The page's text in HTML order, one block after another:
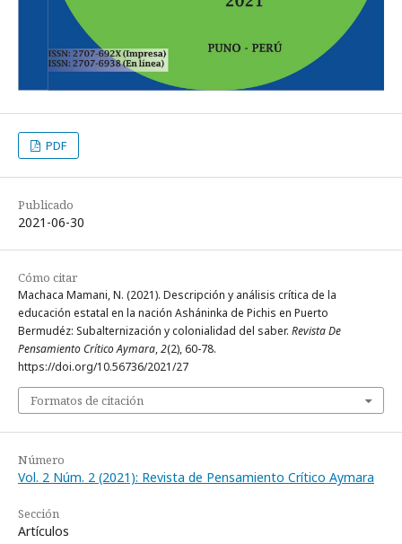
PDF
Publicado
2021-06-30
Cómo citar
Machaca Mamani, N. (2021). Descripción y análisis crítica de la
educación estatal en la nación Asháninka de Pichis en Puerto
Bermudéz: Subalternización y colonialidad del saber. Revista De
Pensamiento Crítico Aymara,2(2), 60-78.
https://doi.org/10.56736/2021/27
Formatos de citación
Número
Vol. 2 Núm. 2 (2021): Revista de Pensamiento Crítico Aymara
Sección
Artículos